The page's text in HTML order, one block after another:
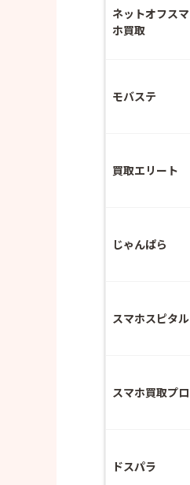
ネットオフスマ
ホ買取
モバステ
買取エリート
じゃんぱら
スマホスピタル
スマホ買取プロ
ドスパラ